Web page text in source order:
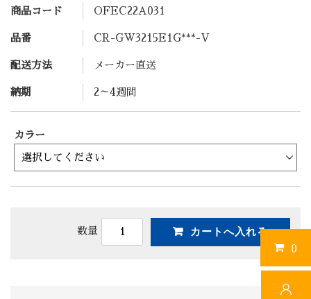
0
商品コード OFEC22A031
品番 CR-GW3215E1G***-V
配送方法 メーカー直送
納期 2～4週間
カラー
数量